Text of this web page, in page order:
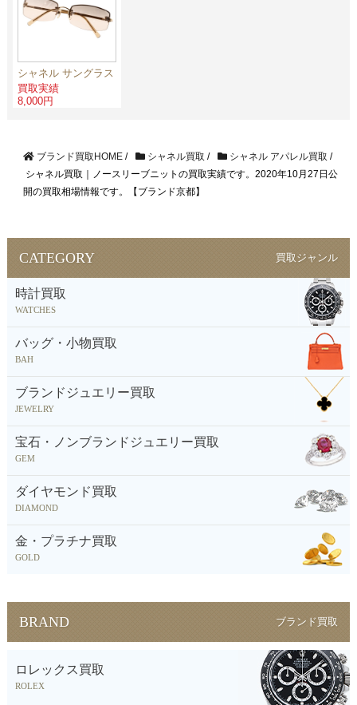
シャネル サングラス
買取実績
8,000円
ブランド買取HOME/ シャネル買取 / シャネル アパレル買取 /
シャネル買取｜ノースリーブニットの買取実績です。2020年10月27日公
開の買取相場情報です。【ブランド京都】
CATEGORY 買取ジャンル
時計買取
WATCHES
バッグ・小物買取
BAH
ブランドジュエリー買取
JEWELRY
宝石・ノンブランドジュエリー買取
GEM
ダイヤモンド買取
DIAMOND
金・プラチナ買取
GOLD
BRAND ブランド買取
ロレックス買取
ROLEX